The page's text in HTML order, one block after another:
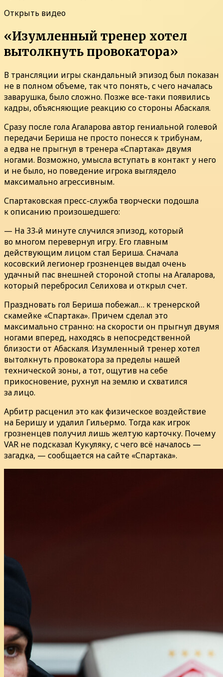
Открыть видео
«Изумленный тренер хотел
вытолкнуть провокатора»
В трансляции игры скандальный эпизод был показан
не в полном объеме, так что понять, с чего началась
заварушка, было сложно. Позже все-таки появились
кадры, объясняющие реакцию со стороны Абаскаля.
Сразу после гола Агаларова автор гениальной голевой
передачи Бериша не просто понесся к трибунам,
а едва не прыгнул в тренера «Спартака» двумя
ногами. Возможно, умысла вступать в контакт у него
и не было, но поведение игрока выглядело
максимально агрессивным.
Спартаковская пресс-служба творчески подошла
к описанию произошедшего:
— На 33‑й минуте случился эпизод, который
во многом перевернул игру. Его главным
действующим лицом стал Бериша. Сначала
косовский легионер грозненцев выдал очень
удачный пас внешней стороной стопы на Агаларова,
который перебросил Селихова и открыл счет.
Праздновать гол Бериша побежал… к тренерской
скамейке «Спартака». Причем сделал это
максимально странно: на скорости он прыгнул двумя
ногами вперед, находясь в непосредственной
близости от Абаскаля. Изумленный тренер хотел
вытолкнуть провокатора за пределы нашей
технической зоны, а тот, ощутив на себе
прикосновение, рухнул на землю и схватился
за лицо.
Арбитр расценил это как физическое воздействие
на Беришу и удалил Гильермо. Тогда как игрок
грозненцев получил лишь желтую карточку. Почему
VAR не подсказал Кукуляку, с чего всё началось —
загадка, — сообщается на сайте «Спартака».